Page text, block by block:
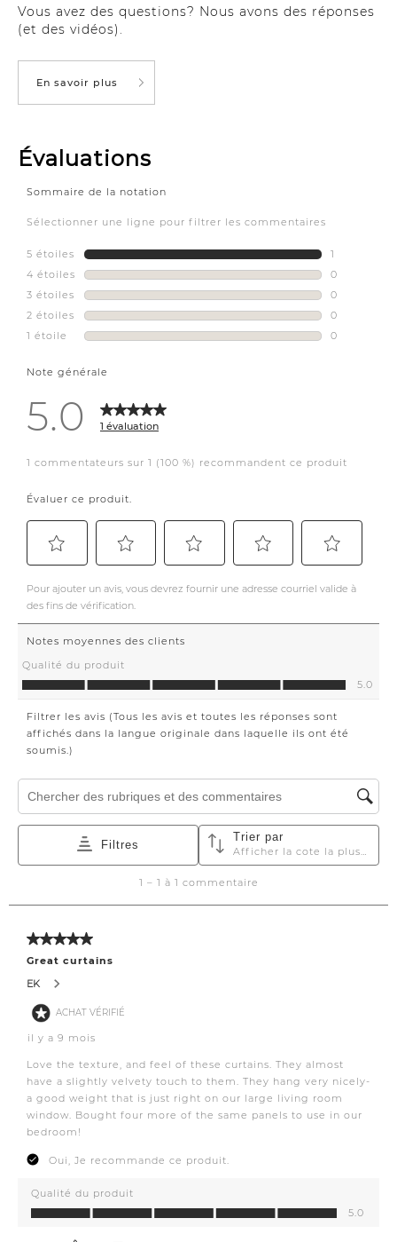
Vous avez des questions? Nous avons des réponses
(et des vidéos).
En savoir plus